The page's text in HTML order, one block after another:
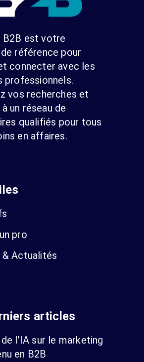
B2B est votre
de référence pour
connecter avec les
professionnels.
vos recherches et
un réseau de
qualifiés pour tous
en affaires.
pro
& Actualités
articles
de l’IA sur le marketing
en B2B